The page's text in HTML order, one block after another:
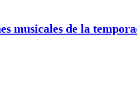
musicales de la